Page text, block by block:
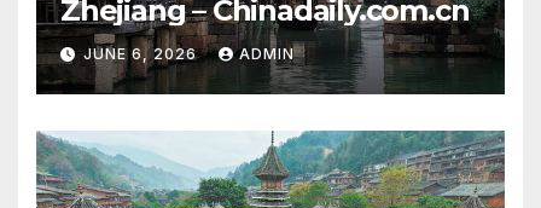
Zhejiang – Chinadaily.com.cn
JUNE 6, 2026 ADMIN